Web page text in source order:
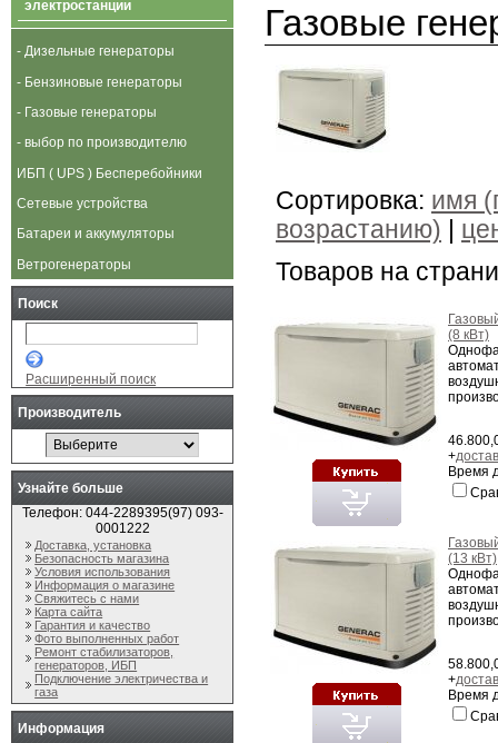
Газовые
Сортировка: имя
возрастанию)
Товаров на
(8 кВт)
+
Время
(13 кВт)
+
Время
электростанции
- Дизельные генераторы
- Бензиновые генераторы
- Газовые генераторы
- выбор по производителю
ИБП ( UPS ) Бесперебойники
Сетевые устройства
Батареи и аккумуляторы
Ветрогенераторы
Поиск
Расширенный поиск
Производитель
Узнайте больше
Телефон: 044-2289395(97) 093-
0001222
Доставка, установка
Безопасность магазина
Условия использования
Информация о магазине
Свяжитесь с нами
Карта сайта
Гарантия и качество
Фото выполненных работ
Ремонт стабилизаторов,
генераторов, ИБП
Подключение электричества и
газа
Информация